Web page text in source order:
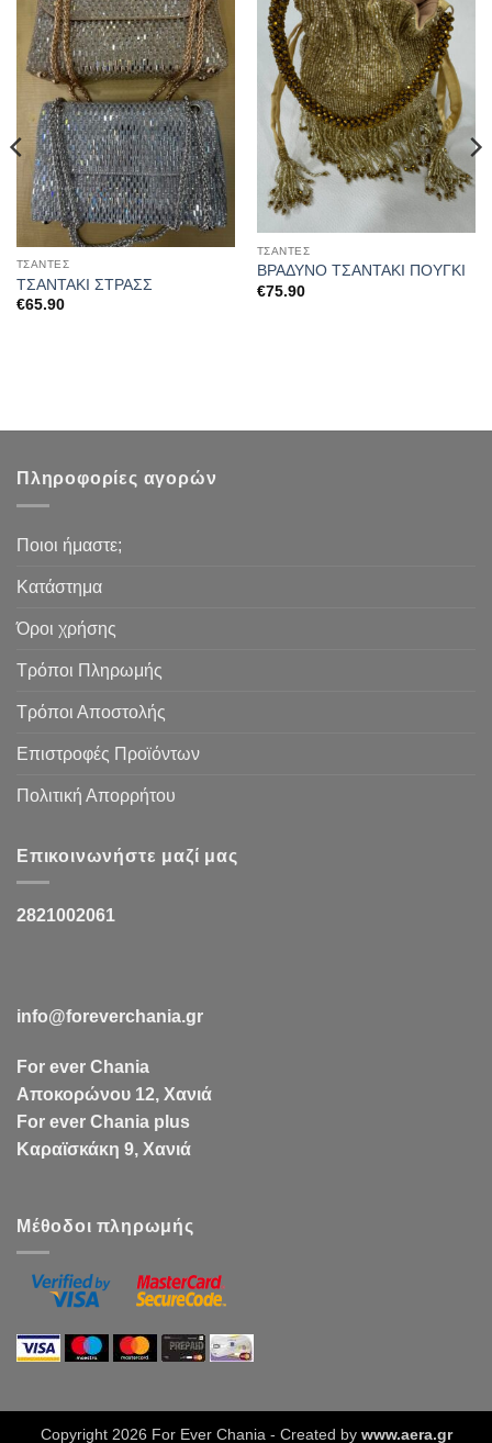
Προσθήκη
στα
αγαπημένα
ΤΣΆΝΤΕΣ
ΤΣΑΝΤΑΚΙ ΣΤΡΑΣΣ
€65.90
Προσθήκη
στα
αγαπημένα
ΤΣΆΝΤΕΣ
ΒΡΑΔΥΝΟ ΤΣΑΝΤΑΚΙ ΠΟΥΓΚΙ
€75.90
Πληροφορίες αγορών
Ποιοι ήμαστε;
Κατάστημα
Όροι χρήσης
Τρόποι Πληρωμής
Τρόποι Αποστολής
Επιστροφές Προϊόντων
Πολιτική Απορρήτου
Επικοινωνήστε μαζί μας
2821002061
info@foreverchania.gr
For ever Chania
Αποκορώνου 12, Χανιά
For ever Chania plus
Καραϊσκάκη 9, Χανιά
Μέθοδοι πληρωμής
Copyright 2026 For Ever Chania - Created by www.aera.gr